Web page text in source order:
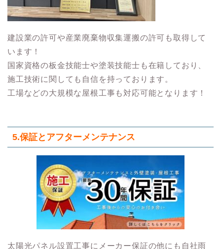
建設業の許可や産業廃棄物収集運搬の許可も取得して
います！
国家資格の板金技能士や塗装技能士も在籍しており、
施工技術に関しても自信を持っております。
工場などの大規模な屋根工事も対応可能となります！
5.保証とアフターメンテナンス
太陽光パネル設置工事にメーカー保証の他にも自社雨